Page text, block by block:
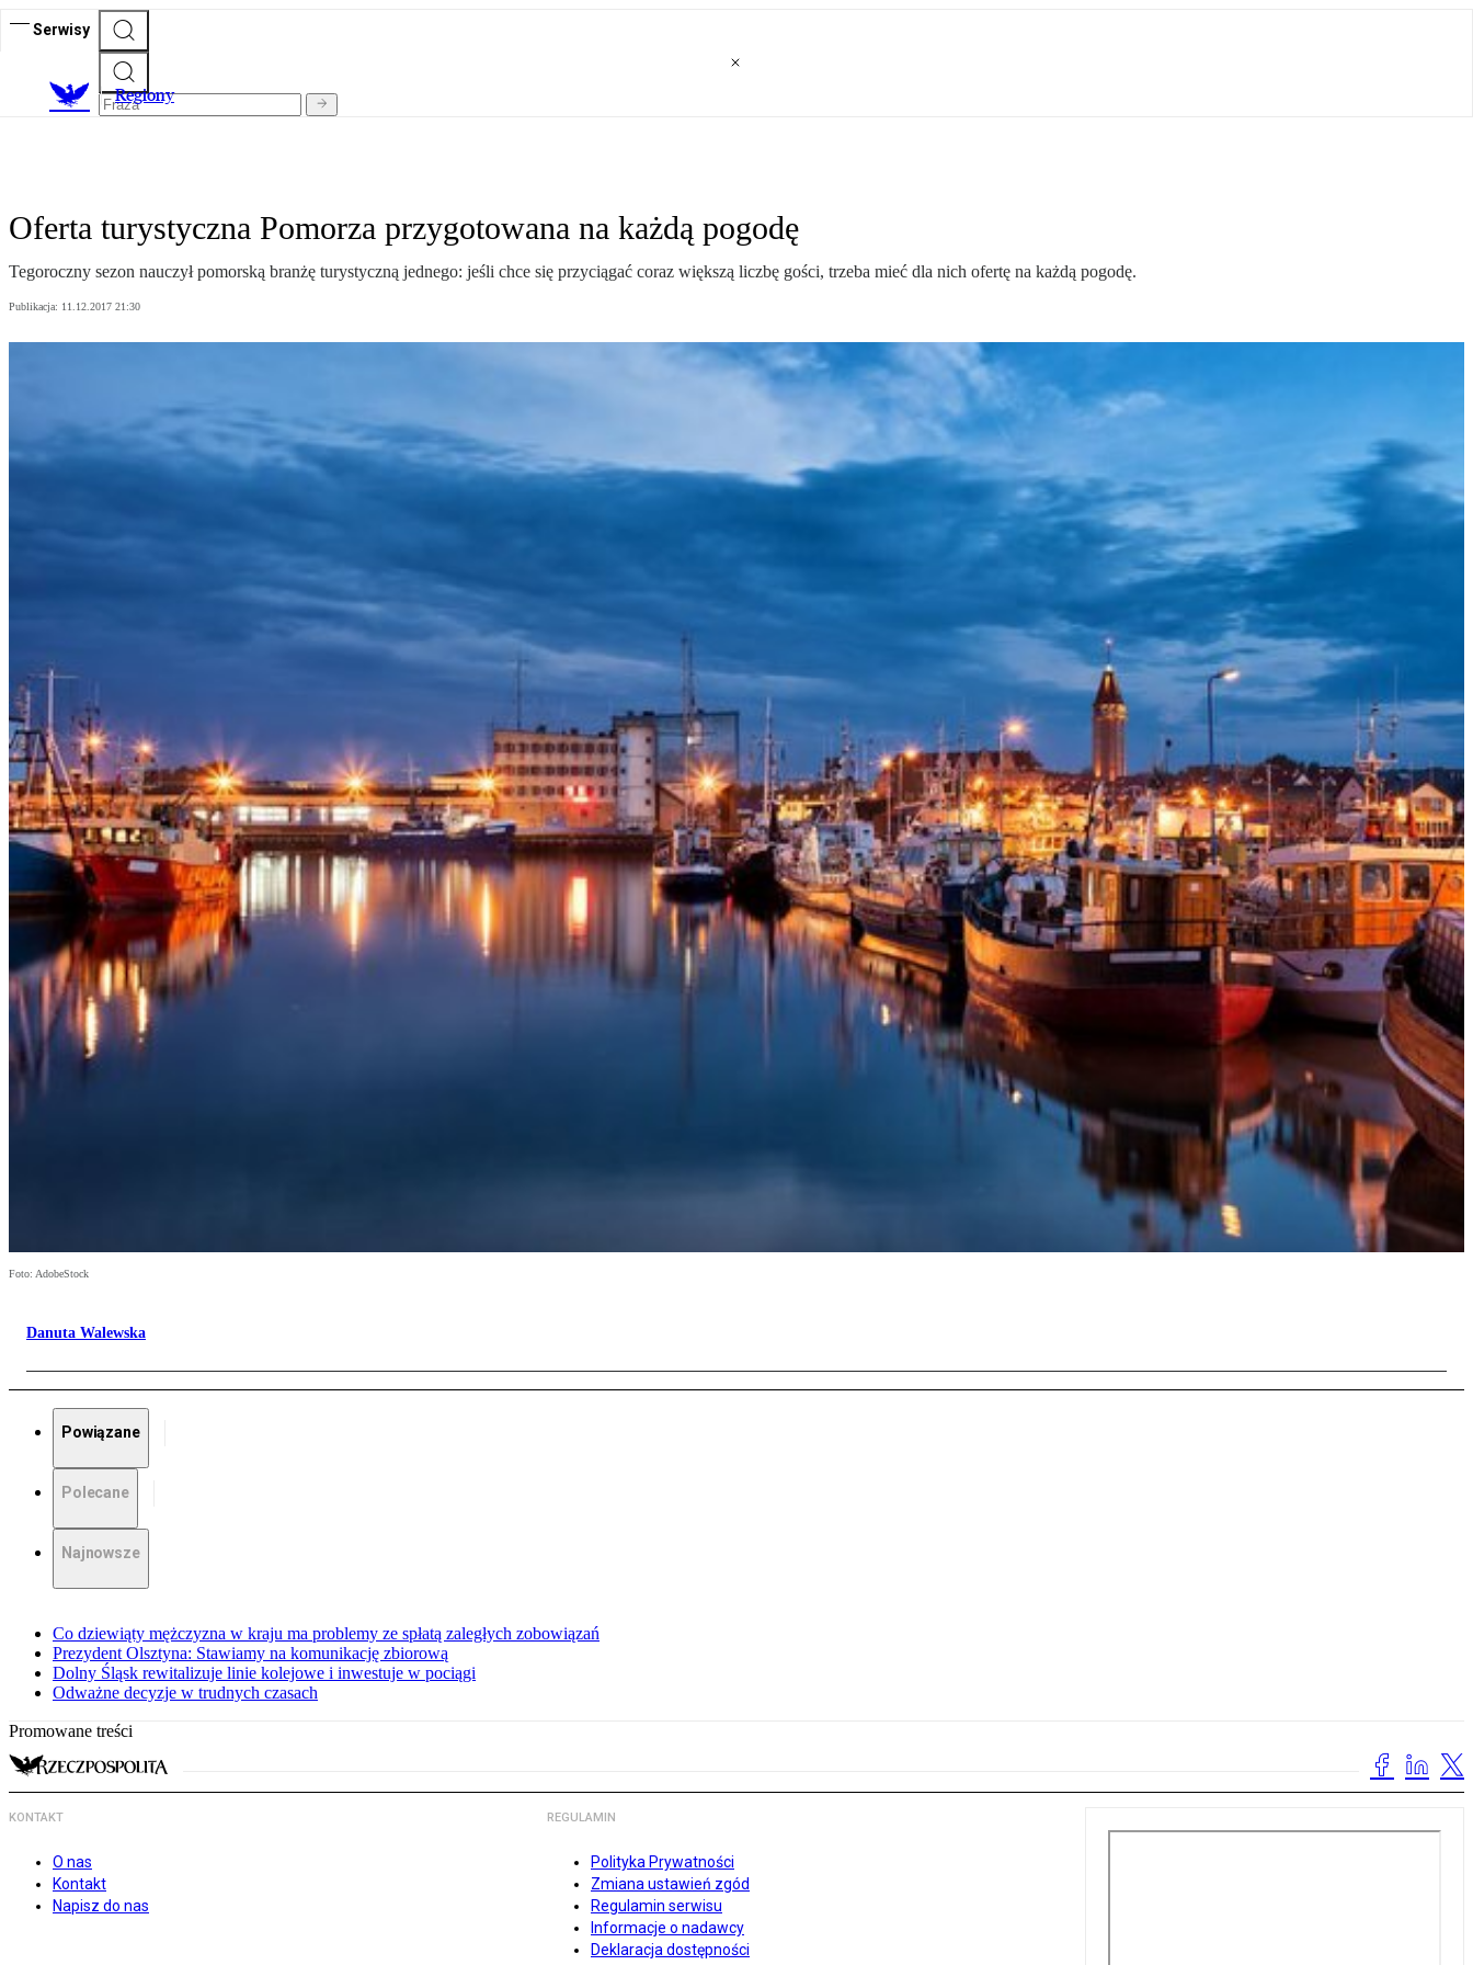
Serwisy
Regiony
Oferta turystyczna Pomorza przygotowana na każdą pogodę
Tegoroczny sezon nauczył pomorską branżę turystyczną jednego: jeśli chce się przyciągać coraz większą liczbę gości, trzeba mieć dla nich ofertę na każdą pogodę.
Publikacja: 11.12.2017 21:30
Foto: AdobeStock
Danuta Walewska
Powiązane
Polecane
Najnowsze
Co dziewiąty mężczyzna w kraju ma problemy ze spłatą zaległych zobowiązań
Prezydent Olsztyna: Stawiamy na komunikację zbiorową
Dolny Śląsk rewitalizuje linie kolejowe i inwestuje w pociągi
Odważne decyzje w trudnych czasach
Promowane treści
KONTAKT
O nas
Kontakt
Napisz do nas
REGULAMIN
Polityka Prywatności
Zmiana ustawień zgód
Regulamin serwisu
Informacje o nadawcy
Deklaracja dostępności